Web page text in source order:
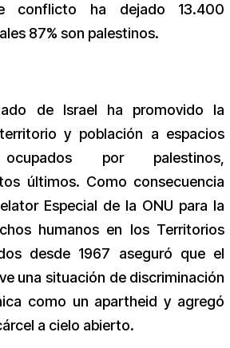
conflicto ha dejado 13.400
87% son palestinos.
de Israel ha promovido la
y población a espacios
ocupados por palestinos,
últimos. Como consecuencia
Especial de la ONU para la
humanos en los Territorios
desde 1967 aseguró que el
una situación de discriminación
como un apartheid y agregó
a cielo abierto.